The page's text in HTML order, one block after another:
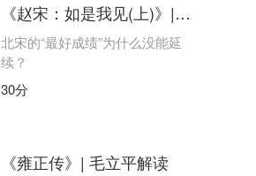
《赵宋：如是我见(上)》| 赵冬梅解读
北宋的“最好成绩”为什么没能延
续？
30分
《雍正传》| 毛立平解读